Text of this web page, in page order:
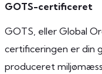
GOTS-certificeret
GOTS, eller Global
certificeringen er din
produceret